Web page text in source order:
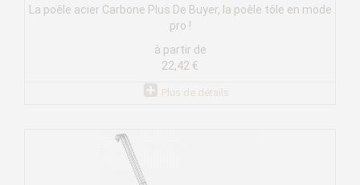
La poêle acier Carbone Plus De Buyer, la poêle tôle en mode
pro !
à partir de
22,42 €